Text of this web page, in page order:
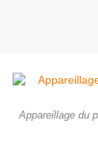
Appareillage du